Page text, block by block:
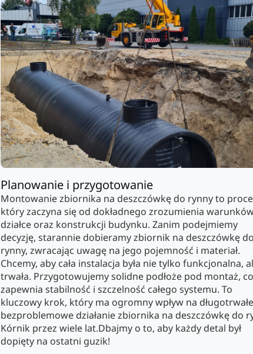
Planowanie i przygotowanie
Montowanie zbiornika na deszczówkę do rynny to
który zaczyna się od dokładnego zrozumienia
działce oraz konstrukcji budynku. Zanim podejmiemy
decyzję, starannie dobieramy zbiornik na deszczówkę do
rynny, zwracając uwagę na jego pojemność i materiał.
Chcemy, aby cała instalacja była nie tylko funkcjonalna,
trwała. Przygotowujemy solidne podłoże pod montaż, co
zapewnia stabilność i szczelność całego systemu. To
kluczowy krok, który ma ogromny wpływ na
bezproblemowe działanie zbiornika na deszczówkę do
Kórnik przez wiele lat.Dbajmy o to, aby każdy detal był
dopięty na ostatni guzik!